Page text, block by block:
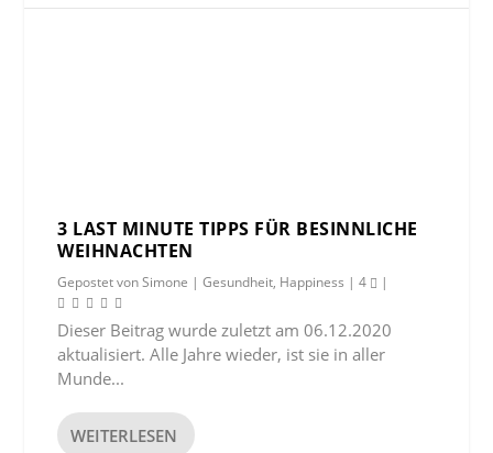
3 LAST MINUTE TIPPS FÜR BESINNLICHE
WEIHNACHTEN
Gepostet vonSimone |Gesundheit, Happiness |4 |
Dieser Beitrag wurde zuletzt am 06.12.2020
aktualisiert. Alle Jahre wieder, ist sie in aller
Munde...
WEITERLESEN